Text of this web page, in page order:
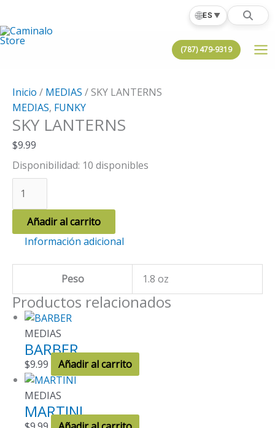
contenido
🌐ES▼
(787) 479-9319
Inicio / MEDIAS / SKY LANTERNS
MEDIAS, FUNKY
SKY LANTERNS
$9.99
Disponibilidad: 10 disponibles
LANTERNS
cantidad
Añadir al carrito
Información adicional
Peso 1.8 oz
Productos relacionados
MEDIAS
BARBER
$9.99 Añadir al carrito
MEDIAS
MARTINI